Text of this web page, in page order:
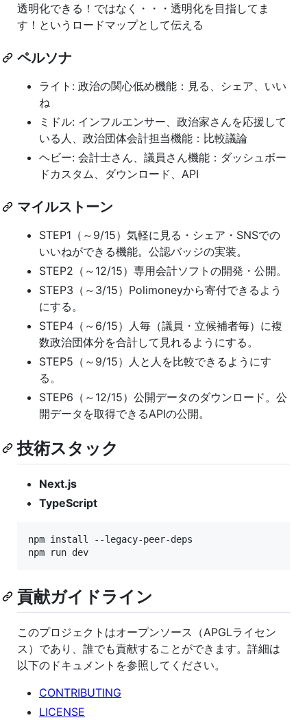
透明化できる！ではなく・・・透明化を目指してま
す！というロードマップとして伝える
ペルソナ
ライト: 政治の関心低め機能：見る、シェア、いい
ね
ミドル: インフルエンサー、政治家さんを応援して
いる人、政治団体会計担当機能：比較議論
ヘビー: 会計士さん、議員さん機能：ダッシュボー
ドカスタム、ダウンロード、API
マイルストーン
STEP1（～9/15）気軽に見る・シェア・SNSでの
いいねができる機能。公認バッジの実装。
STEP2（～12/15）専用会計ソフトの開発・公開。
STEP3（～3/15）Polimoneyから寄付できるよう
にする。
STEP4（～6/15）人毎（議員・立候補者毎）に複
数政治団体分を合計して見れるようにする。
STEP5（～9/15）人と人を比較できるようにす
る。
STEP6（～12/15）公開データのダウンロード。公
開データを取得できるAPIの公開。
技術スタック
Next.js
TypeScript
npm install --legacy-peer-deps
貢献ガイドライン
このプロジェクトはオープンソース（APGLライセン
ス）であり、誰でも貢献することができます。詳細は
以下のドキュメントを参照してください。
CONTRIBUTING
LICENSE